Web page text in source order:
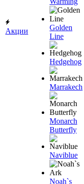
Акции
Golden
Line
Hedgehog
Marrakech
Monarch
Butterfly
Naviblue
Noah`s